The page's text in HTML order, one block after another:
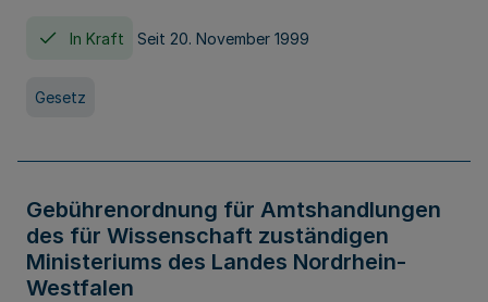
In Kraft Seit 20. November 1999
Gesetz
Gebührenordnung für Amtshandlungen
des für Wissenschaft zuständigen
Ministeriums des Landes Nordrhein-
Westfalen